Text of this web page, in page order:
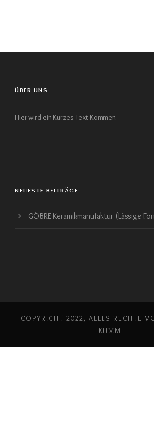
ÜBER UNS
Hier wird ein Kurzes Text Kommen
NEUESTE BEITRÄGE
GÖBRE Keramikmanufaktur (Lässige
COPYRIGHT 2022, ALLES RECHTE
KHMM